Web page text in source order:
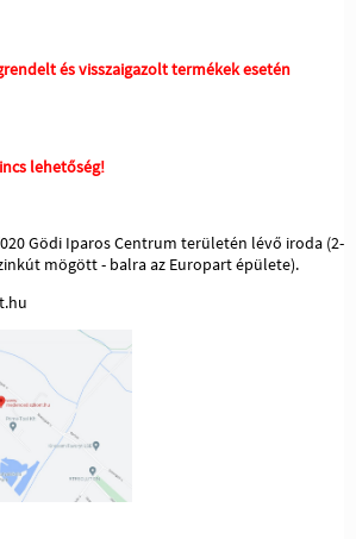
és visszaigazolt termékek esetén
lehetőség!
Gödi Iparos Centrum területén lévő iroda (2-
mögött - balra az Europart épülete).